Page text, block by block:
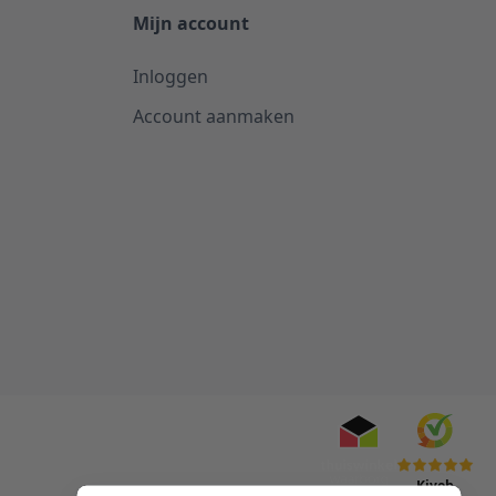
Mijn account
Inloggen
Account aanmaken
Kiyoh